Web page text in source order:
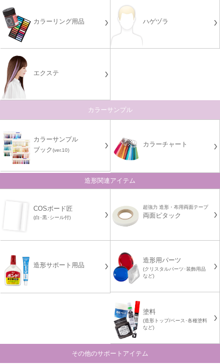
カラーリング用品 ハゲヅラ
エクステ
カラーサンプル
カラーサンプル
ブック(ver.10)
カラーチャート
造形関連アイテム
COSボード匠
(白･黒･シール付)
超強力 造形・布用両面テープ
両面ピタック
造形サポート用品
造形用パーツ
(クリスタルパーツ･装飾用品
など)
塗料
(造形トップ/ベース･各種塗料
など)
その他のサポートアイテム